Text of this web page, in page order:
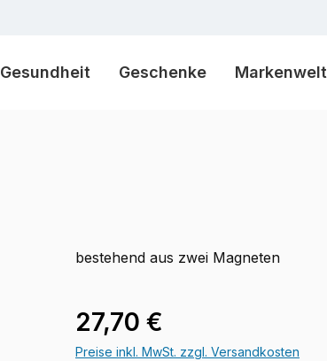
Gesundheit Geschenke Markenwelt
bestehend aus zwei Magneten
Regulärer Preis:
27,70 €
Preise inkl. MwSt. zzgl. Versandkosten